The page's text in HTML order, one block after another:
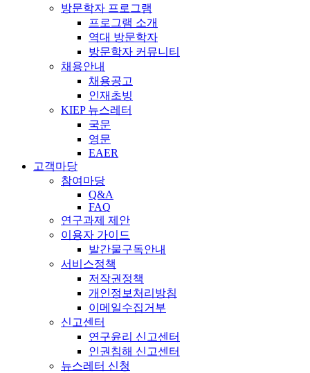
방문학자 프로그램
프로그램 소개
역대 방문학자
방문학자 커뮤니티
채용안내
채용공고
인재초빙
KIEP 뉴스레터
국문
영문
EAER
고객마당
참여마당
Q&A
FAQ
연구과제 제안
이용자 가이드
발간물구독안내
서비스정책
저작권정책
개인정보처리방침
이메일수집거부
신고센터
연구윤리 신고센터
인권침해 신고센터
뉴스레터 신청